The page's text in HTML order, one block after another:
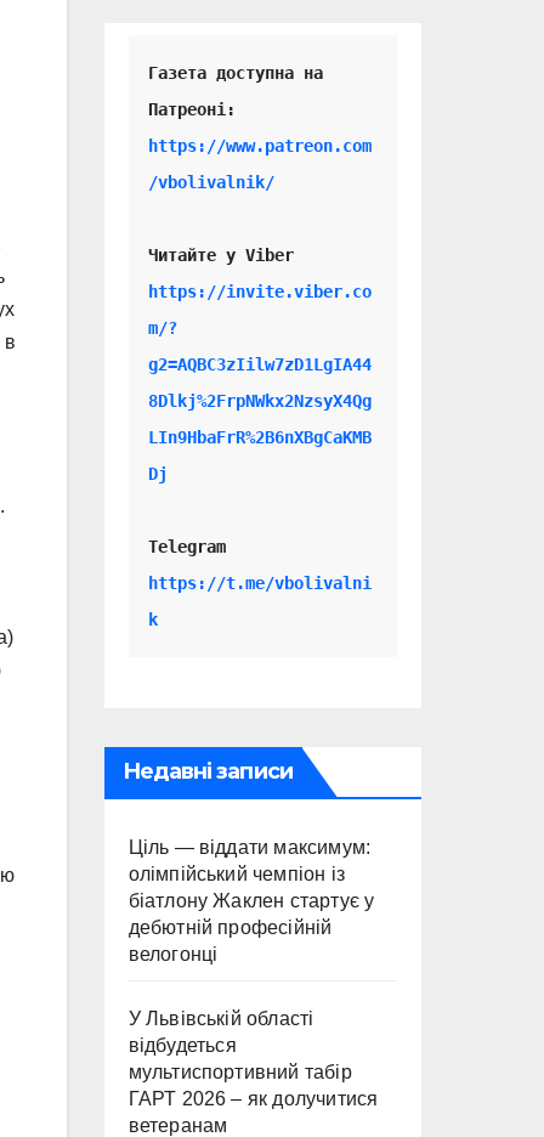
в
Газета доступна на
https://www.patreon.com
/vbolivalnik/
Читайте у Viber
https://invite.viber.co
m/?
g2=AQBC3zIilw7zD1LgIA44
8Dlkj%2FrpNWkx2NzsyX4Qg
LIn9HbaFrR%2B6nXBgCaKMB
Dj
Telegram
https://t.me/vbolivalni
k
Недавні записи
Ціль — віддати максимум:
олімпійський чемпіон із
біатлону Жаклен стартує у
дебютній професійній
велогонці
У Львівській області
відбудеться
мультиспортивний табір
ГАРТ 2026 – як долучитися
ветеранам